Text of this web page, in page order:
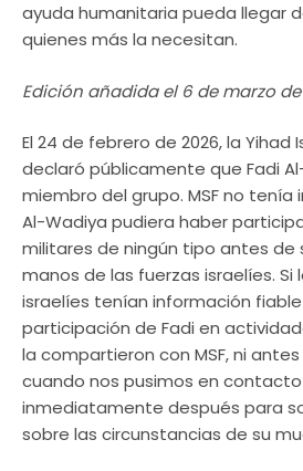
ayuda humanitaria pueda llegar
quienes más la necesitan.
Edición añadida el 6 de marzo de
El 24 de febrero de 2026, la Yihad
declaró públicamente que Fadi
miembro del grupo. MSF no tenía
Al-Wadiya pudiera haber
militares de ningún tipo antes de
manos de las fuerzas israelíes. Si
israelíes tenían información
participación de Fadi en
la compartieron con MSF, ni
cuando nos pusimos en
inmediatamente después para
sobre las circunstancias de su